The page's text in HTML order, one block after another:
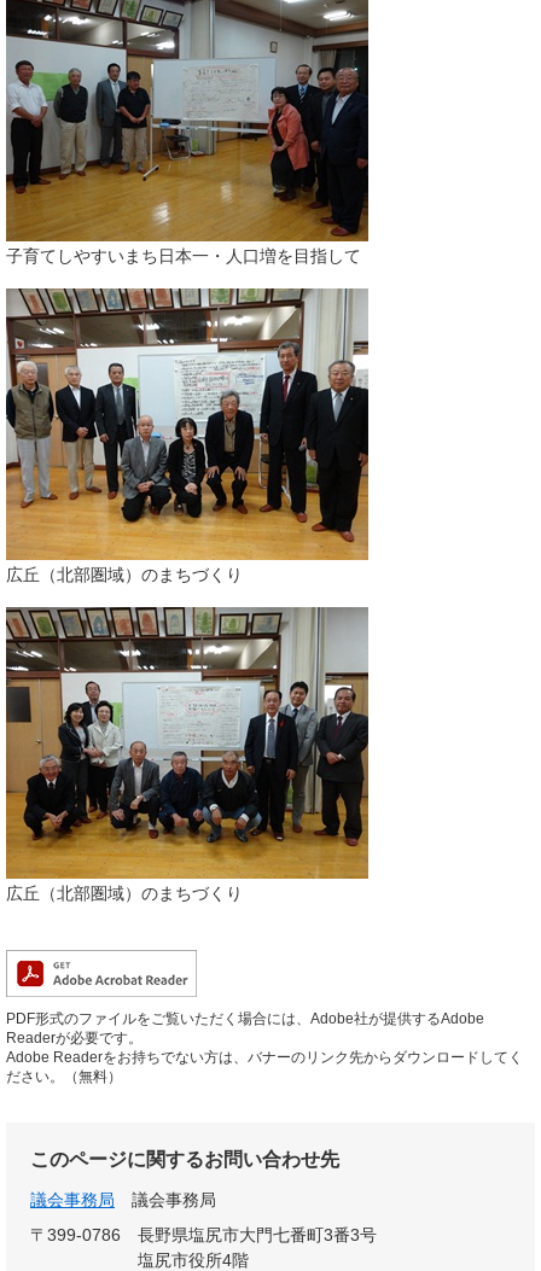
子育てしやすいまち日本一・人口増を目指して
広丘（北部圏域）のまちづくり
広丘（北部圏域）のまちづくり
PDF形式のファイルをご覧いただく場合には、Adobe社が提供するAdobe
Readerが必要です。
Adobe Readerをお持ちでない方は、バナーのリンク先からダウンロードしてく
ださい。（無料）
このページに関するお問い合わせ先
議会事務局
議会事務局
〒399-0786
長野県塩尻市大門七番町3番3号
塩尻市役所4階